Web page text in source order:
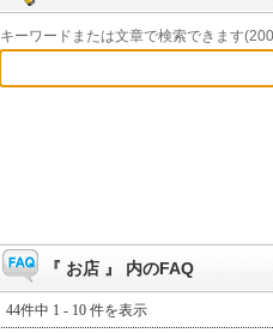
キーワードまたは文章で検索できます
『 お店 』 内のFAQ
44件中 1 - 10 件を表示